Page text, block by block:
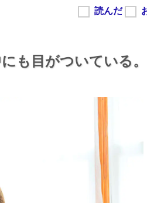
も目がついている。